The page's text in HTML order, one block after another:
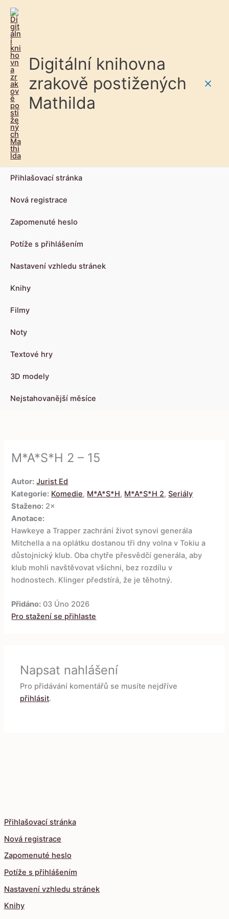
Digitální knihovna
zrakově postižených
Mathilda
Přihlašovací stránka
Nová registrace
Zapomenuté heslo
Potíže s přihlášením
Nastavení vzhledu stránek
Knihy
Filmy
Noty
Textové hry
3D modely
Nejstahovanější měsíce
Přihlašovací stránka
Nová registrace
Zapomenuté heslo
Potíže s přihlášením
Nastavení vzhledu stránek
Knihy
M*A*S*H 2 – 15
Autor: Jurist Ed
Kategorie: Komedie, M*A*S*H, M*A*S*H 2,Seriály
Staženo: 2×
Anotace:
Hawkeye a Trapper zachrání život synovi generála
Mitchella a na oplátku dostanou tři dny volna v Tokiu a
důstojnický klub. Oba chytře přesvědčí generála, aby
klub mohli navštěvovat všichni, bez rozdílu v
hodnostech. Klinger předstírá, že je těhotný.
Přidáno: 03 Úno 2026
Pro stažení se přihlaste
Napsat nahlášení
Pro přidávání komentářů se musíte nejdříve
přihlásit.